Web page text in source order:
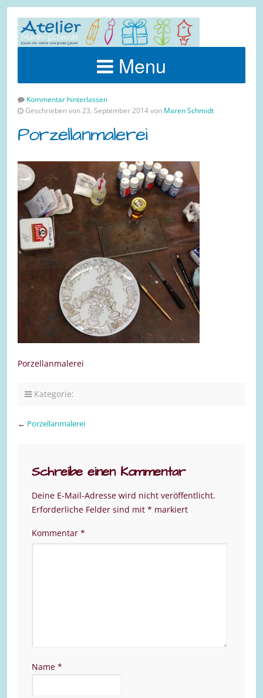
Menu
Kommentar hinterlassen
Geschrieben von 23. September 2014 von Maren Schmidt
Porzellanmalerei
Porzellanmalerei
Kategorie:
← Porzellanmalerei
Schreibe einen Kommentar
Deine E-Mail-Adresse wird nicht veröffentlicht.
Erforderliche Felder sind mit * markiert
Kommentar *
Name *